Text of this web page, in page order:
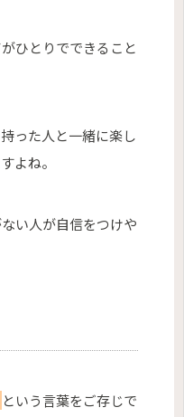
ひとりでできること
った人と一緒に楽し
よね。
い人が自信をつけや
という言葉をご存じで